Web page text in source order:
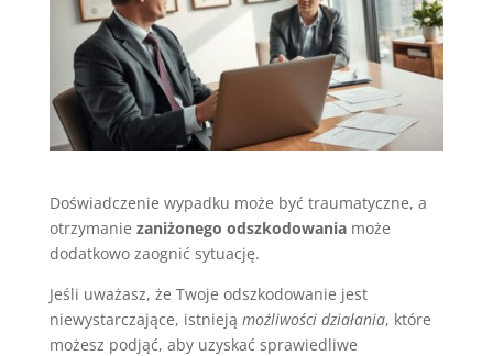
Doświadczenie wypadku może być traumatyczne, a
otrzymanie zaniżonego odszkodowaniamoże
dodatkowo zaognić sytuację.
Jeśli uważasz, że Twoje odszkodowanie jest
niewystarczające, istnieją możliwości działania, które
możesz podjąć, aby uzyskać sprawiedliwe